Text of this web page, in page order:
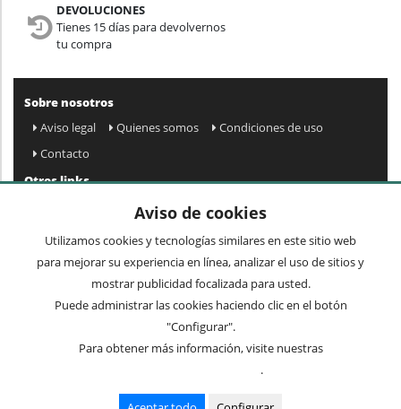
DEVOLUCIONES
Tienes 15 días para devolvernos
tu compra
Sobre nosotros
Aviso legal
Quienes somos
Condiciones de uso
Contacto
Otros links
Preguntas frecuentes
Newsletter
Aceptoprivacidad
Cuadros y espejos Mueble auxiliar Lámparas
Aviso de cookies
Utilizamos cookies y tecnologías similares en este sitio web
para mejorar su experiencia en línea, analizar el uso de sitios y
mostrar publicidad focalizada para usted.
Puede administrar las cookies haciendo clic en el botón
"Configurar".
Para obtener más información, visite nuestras
.